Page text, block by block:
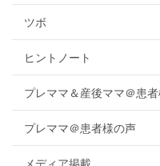
ツボ
ヒントノート
プレママ＆産後ママ＠患
プレママ＠患者様の声
メディア掲載